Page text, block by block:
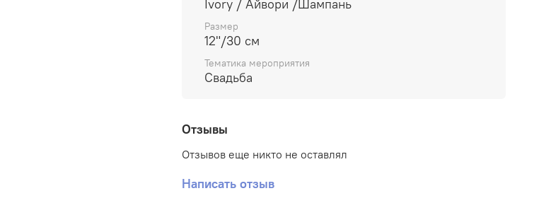
Ivory / Айвори /Шампань
Размер
12"/30 см
Тематика мероприятия
Свадьба
Отзывы
Отзывов еще никто не оставлял
Написать отзыв